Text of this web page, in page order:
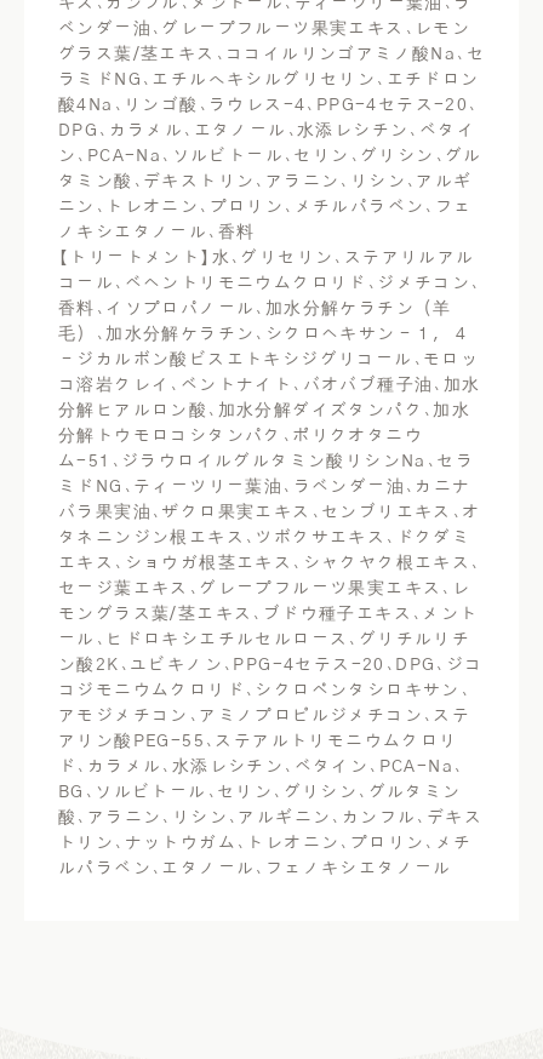
キス､カンフル､メントール､ティーツリー葉油､ラ
ベンダー油､グレープフルーツ果実エキス､レモン
グラス葉/茎エキス､ココイルリンゴアミノ酸Na､セ
ラミドNG､エチルへキシルグリセリン､エチドロン
酸4Na､リンゴ酸､ラウレス-4､PPG-4セテス-20､
DPG､カラメル､エタノール､水添レシチン､ベタイ
ン､PCA-Na､ソルビトール､セリン､グリシン､グル
タミン酸､デキストリン､アラニン､リシン､アルギ
ニン､トレオニン､プロリン､メチルパラベン､フェ
ノキシエタノール､香料
【トリートメント】水､グリセリン､ステアリルアル
コール､ベヘントリモニウムクロリド､ジメチコン､
香料､イソプロパノール､加水分解ケラチン（羊
毛）､加水分解ケラチン､シクロヘキサン－１，４
－ジカルボン酸ビスエトキシジグリコール､モロッ
コ溶岩クレイ､ベントナイト､バオバブ種子油､加水
分解ヒアルロン酸､加水分解ダイズタンパク､加水
分解トウモロコシタンパク､ポリクオタニウ
ム-51､ジラウロイルグルタミン酸リシンNa､セラ
ミドNG､ティーツリー葉油､ラベンダー油､カニナ
バラ果実油､ザクロ果実エキス､センブリエキス､オ
タネニンジン根エキス､ツボクサエキス､ドクダミ
エキス､ショウガ根茎エキス､シャクヤク根エキス､
セージ葉エキス､グレープフルーツ果実エキス､レ
モングラス葉/茎エキス､ブドウ種子エキス､メント
ール､ヒドロキシエチルセルロース､グリチルリチ
ン酸2K､ユビキノン､PPG-4セテス-20､DPG､ジコ
コジモニウムクロリド､シクロペンタシロキサン､
アモジメチコン､アミノプロピルジメチコン､ステ
アリン酸PEG-55､ステアルトリモニウムクロリ
ド､カラメル､水添レシチン､ベタイン､PCA-Na､
BG､ソルビトール､セリン､グリシン､グルタミン
酸､アラニン､リシン､アルギニン､カンフル､デキス
トリン､ナットウガム､トレオニン､プロリン､メチ
ルパラベン､エタノール､フェノキシエタノール